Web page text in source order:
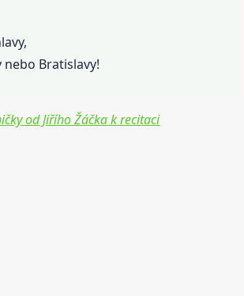
nebo Bratislavy!
od Jiřího Žáčka k recitaci